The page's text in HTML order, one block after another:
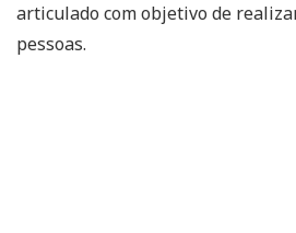
articulado com objetivo de
pessoas.